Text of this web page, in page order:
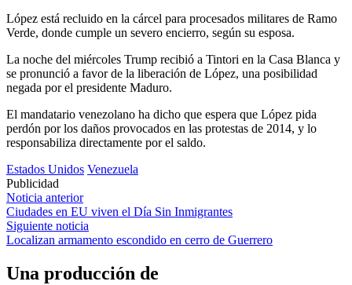
López está recluido en la cárcel para procesados militares de Ramo
Verde, donde cumple un severo encierro, según su esposa.
La noche del miércoles Trump recibió a Tintori en la Casa Blanca y
se pronunció a favor de la liberación de López, una posibilidad
negada por el presidente Maduro.
El mandatario venezolano ha dicho que espera que López pida
perdón por los daños provocados en las protestas de 2014, y lo
responsabiliza directamente por el saldo.
Estados Unidos Venezuela
Publicidad
Navegación
de
entradas
Noticia anterior
Ciudades en EU viven el Día Sin Inmigrantes
Siguiente noticia
Localizan armamento escondido en cerro de Guerrero
Una producción de